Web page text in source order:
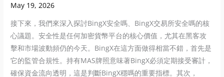
May 19, 2026
接下來，我們來深入探討BingX安全嗎、BingX交易所安全嗎的核
心議題。安全性是任何加密貨幣平台的核心價值，尤其在黑客攻
擊和市場波動頻仍的今天。BingX在這方面做得相當不錯，首先是
它的監管合規性。持有MAS牌照意味著BingX必須定期接受審計，
確保資金流向透明，這是判斷BingX穩嗎的重要指標。其次，